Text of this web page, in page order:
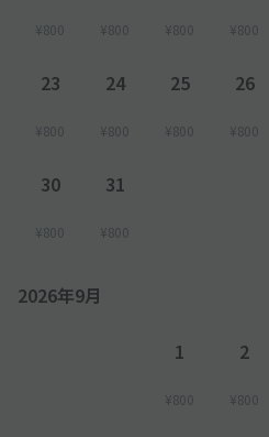
¥800 ¥800 ¥800 ¥800
23
¥800
24
¥800
25
¥800
26
¥800
30
¥800
31
¥800
2026年9月
1
¥800
2
¥800